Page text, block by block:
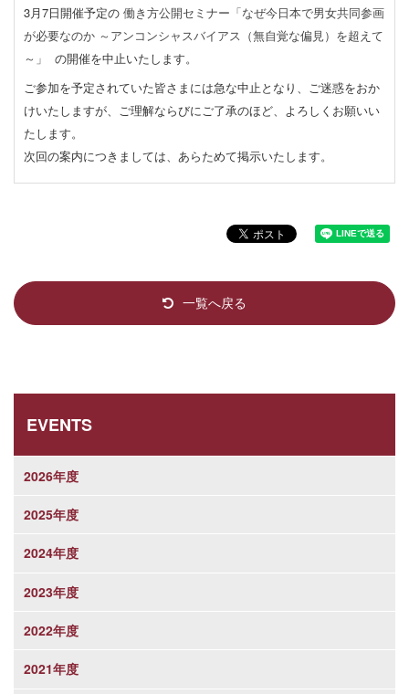
3月7日開催予定の 働き方公開セミナー 「なぜ今日本で男女共同参画
が必要なのか ～アンコンシャスバイアス（無自覚な偏見）を超えて
～」
の開催を中止いたします。
ご参加を予定されていた皆さまには急な中止となり、ご迷惑をおか
けいたしますが、ご理解ならびにご了承のほど、よろしくお願いい
たします。
次回の案内につきましては、あらためて掲示いたします。
一覧へ戻る
EVENTS
2026年度
2025年度
2024年度
2023年度
2022年度
2021年度